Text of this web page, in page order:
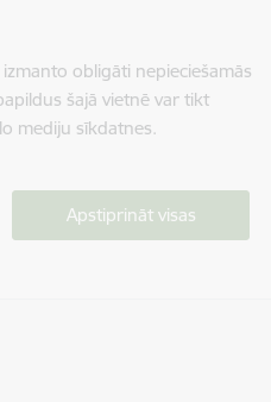
obligāti nepieciešamās
šajā vietnē var tikt
mediju sīkdatnes.
Apstiprināt visas